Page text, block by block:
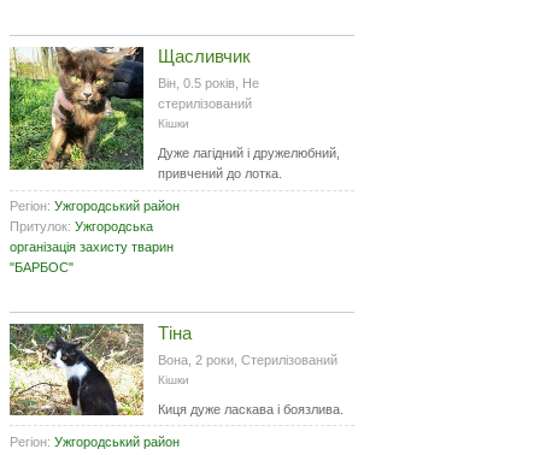
Щасливчик
Він, 0.5 років, Не
стерилізований
Кішки
Дуже лагідний і дружелюбний,
привчений до лотка.
Регіон: Ужгородський район
Притулок: Ужгородська
організація захисту тварин
"БАРБОС"
Тіна
Вона, 2 роки, Стерилізований
Кішки
Киця дуже ласкава і боязлива.
Регіон: Ужгородський район